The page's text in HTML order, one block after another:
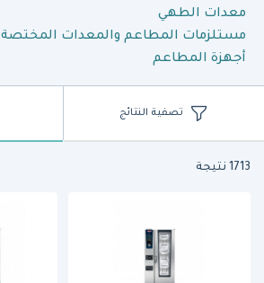
معدات الطهي
مستلزمات المطاعم والمعدات المختصة
أجهزة المطاعم
تصفية النتائج
1713 نتيجة